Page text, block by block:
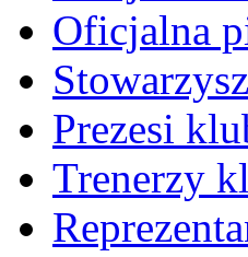
Oficjalna
Prezesi
Trenerzy